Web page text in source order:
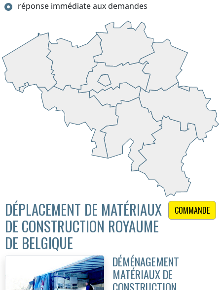
réponse immédiate aux demandes
COMMANDE
DÉPLACEMENT DE MATÉRIAUX
DE CONSTRUCTION ROYAUME
DE BELGIQUE
DÉMÉNAGEMENT
MATÉRIAUX DE
CONSTRUCTION